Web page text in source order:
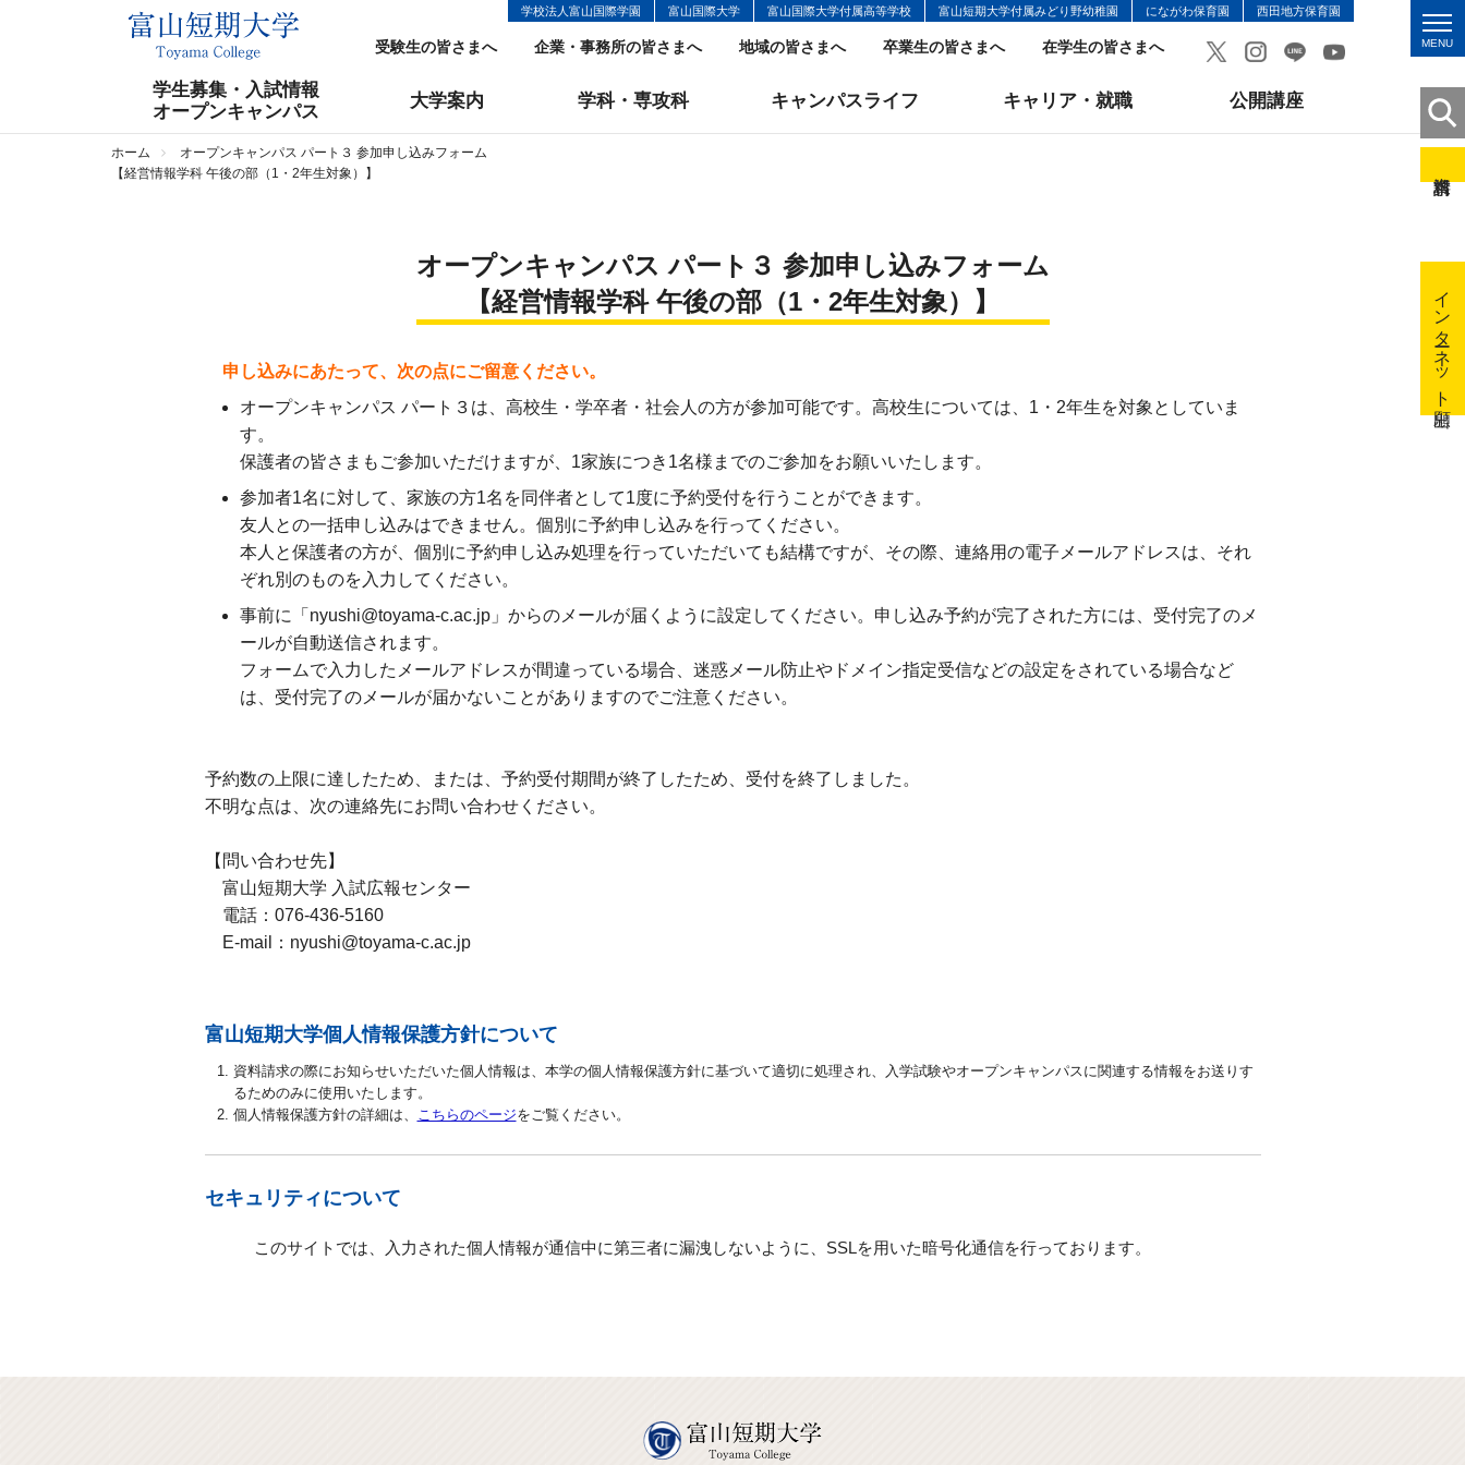
学校法人富山国際学園 富山国際大学 富山国際大学付属高等学校 富山短期大学付属みどり野幼稚園 にながわ保育園 西田地方保育園
受験生の皆さまへ 企業・事務所の皆さまへ 地域の皆さまへ 卒業生の皆さまへ 在学生の皆さまへ MENU
学生募集・入試情報
オープンキャンパス
大学案内 学科・専攻科 キャンパスライフ キャリア・就職 公開講座
インターネット出願
ホーム
オープンキャンパス パート３ 参加申し込みフォーム
【経営情報学科 午後の部（1・2年生対象）】
オープンキャンパス パート３ 参加申し込みフォーム
【経営情報学科 午後の部（1・2年生対象）】
申し込みにあたって、次の点にご留意ください。
オープンキャンパス パート３は、高校生・学卒者・社会人の方が参加可能です。高校生については、1・2年生を対象としていま
す。
保護者の皆さまもご参加いただけますが、1家族につき1名様までのご参加をお願いいたします。
参加者1名に対して、家族の方1名を同伴者として1度に予約受付を行うことができます。
友人との一括申し込みはできません。個別に予約申し込みを行ってください。
本人と保護者の方が、個別に予約申し込み処理を行っていただいても結構ですが、その際、連絡用の電子メールアドレスは、それ
ぞれ別のものを入力してください。
事前に「nyushi@toyama-c.ac.jp」からのメールが届くように設定してください。申し込み予約が完了された方には、受付完了のメ
ールが自動送信されます。
フォームで入力したメールアドレスが間違っている場合、迷惑メール防止やドメイン指定受信などの設定をされている場合など
は、受付完了のメールが届かないことがありますのでご注意ください。
予約数の上限に達したため、または、予約受付期間が終了したため、受付を終了しました。
不明な点は、次の連絡先にお問い合わせください。
【問い合わせ先】
富山短期大学 入試広報センター
電話：076-436-5160
E-mail：nyushi@toyama-c.ac.jp
富山短期大学個人情報保護方針について
資料請求の際にお知らせいただいた個人情報は、本学の個人情報保護方針に基づいて適切に処理され、入学試験やオープンキャンパスに関連する情報をお送りす
るためのみに使用いたします。
個人情報保護方針の詳細は、 こちらのページをご覧ください。
セキュリティについて
このサイトでは、入力された個人情報が通信中に第三者に漏洩しないように、SSLを用いた暗号化通信を行っております。